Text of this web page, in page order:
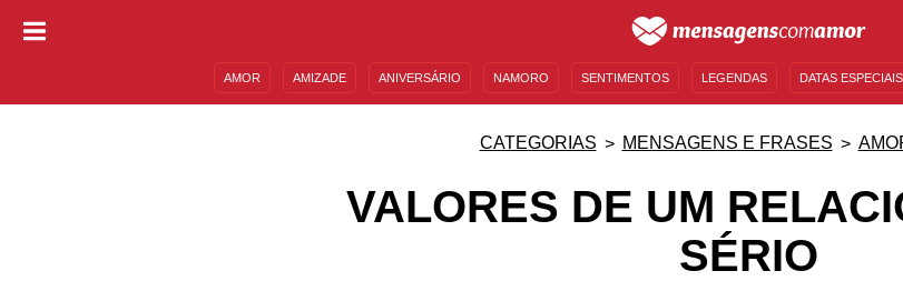
AMOR AMIZADE ANIVERSÁRIO NAMORO SENTIMENTOS LEGENDAS DATAS ESPECIAIS
CATEGORIAS MENSAGENS E FRASES
VALORES DE UM
SÉRIO